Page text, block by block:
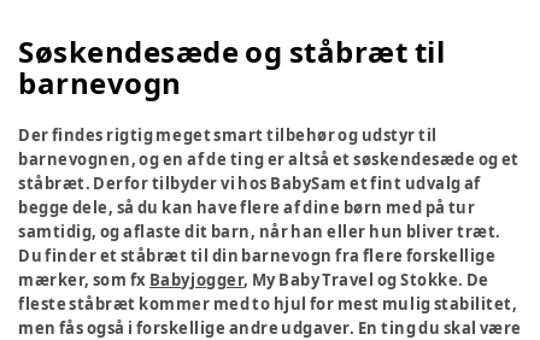
Søskendesæde og ståbræt til
barnevogn
Der findes rigtig meget smart tilbehør og udstyr til
barnevognen, og en af de ting er altså et søskendesæde og et
ståbræt. Derfor tilbyder vi hos BabySam et fint udvalg af
begge dele, så du kan have flere af dine børn med på tur
samtidig, og aflaste dit barn, når han eller hun bliver træt.
Du finder et ståbræt til din barnevogn fra flere forskellige
mærker, som fx Babyjogger, My Baby Travel og Stokke. De
fleste ståbræt kommer med to hjul for mest mulig stabilitet,
men fås også i forskellige andre udgaver. En ting du skal være